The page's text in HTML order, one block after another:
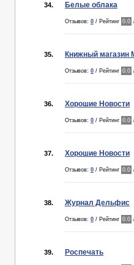
34. Белые облака
Отзывов: 0 / Рейтинг 0.0
35. Книжный магазин
Отзывов: 0 / Рейтинг 0.0
36. Хорошие Новости
Отзывов: 0 / Рейтинг 0.0
37. Хорошие Новости
Отзывов: 0 / Рейтинг 0.0
38. Журнал Дельфис
Отзывов: 0 / Рейтинг 0.0
39. Роспечать